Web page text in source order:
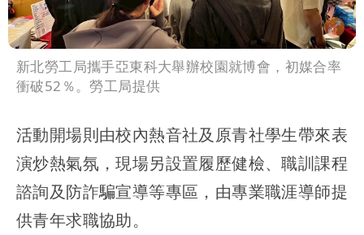
新北勞工局攜手亞東科大舉辦校園就博會，初媒合率
衝破52％。勞工局提供
活動開場則由校內熱音社及原青社學生帶來表
演炒熱氣氛，現場另設置履歷健檢、職訓課程
諮詢及防詐騙宣導等專區，由專業職涯導師提
供青年求職協助。